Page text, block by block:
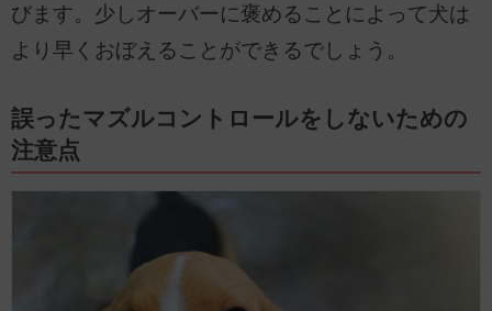
びます。少しオーバーに褒めることによって犬は
より早くおぼえることができるでしょう。
誤ったマズルコントロールをしないための
注意点